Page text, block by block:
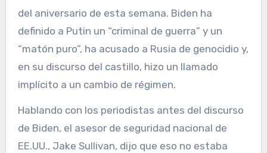
del aniversario de esta semana. Biden ha
definido a Putin un “criminal de guerra” y un
“matón puro”, ha acusado a Rusia de genocidio y,
en su discurso del castillo, hizo un llamado
implícito a un cambio de régimen.
Hablando con los periodistas antes del discurso
de Biden, el asesor de seguridad nacional de
EE.UU., Jake Sullivan, dijo que eso no estaba